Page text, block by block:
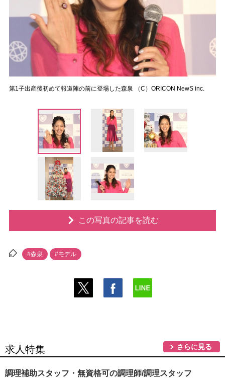
第1子出産後初めて報道陣の前に登場した森泉 （C）ORICON NewS inc.
この写真の記事を読む
#森泉 #モデル
求人特集 さらに見る
調理補助スタッフ・無資格可の調理師/調理スタッフ